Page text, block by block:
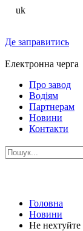
uk
Де заправитись
Електронна черга
Про завод
Водіям
Партнерам
Новини
Контакти
Головна
Новини
Не нехтуйте